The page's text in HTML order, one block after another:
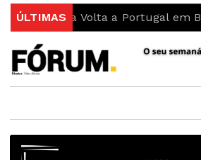
ÚLTIMAS
na Volta a Portugal em Bicicleta